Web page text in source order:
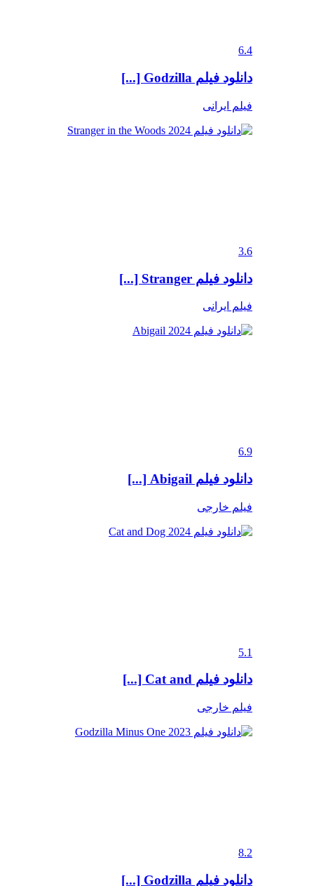
6.4
دانلود فیلم Godzilla [...]
فیلم ایرانی
3.6
دانلود فیلم Stranger [...]
فیلم ایرانی
6.9
دانلود فیلم Abigail [...]
فیلم خارجی
5.1
دانلود فیلم Cat and [...]
فیلم خارجی
8.2
دانلود فیلم Godzilla [...]